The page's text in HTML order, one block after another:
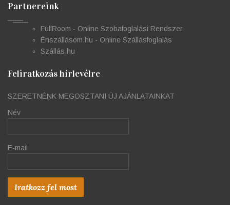
Partnereink
FullRoom - Online Szobafoglalási Rendszer
Énszállásom.hu - Online Szállásfoglalás
Szállás.hu
Feliratkozás hírlevélre
SZERETNÉNK MEGOSZTANI ÚJ AJÁNLATAINKAT
Név
E-mail